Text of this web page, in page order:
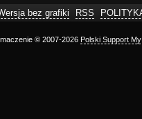
bez grafiki RSS
© 2007-2026 Polski Support